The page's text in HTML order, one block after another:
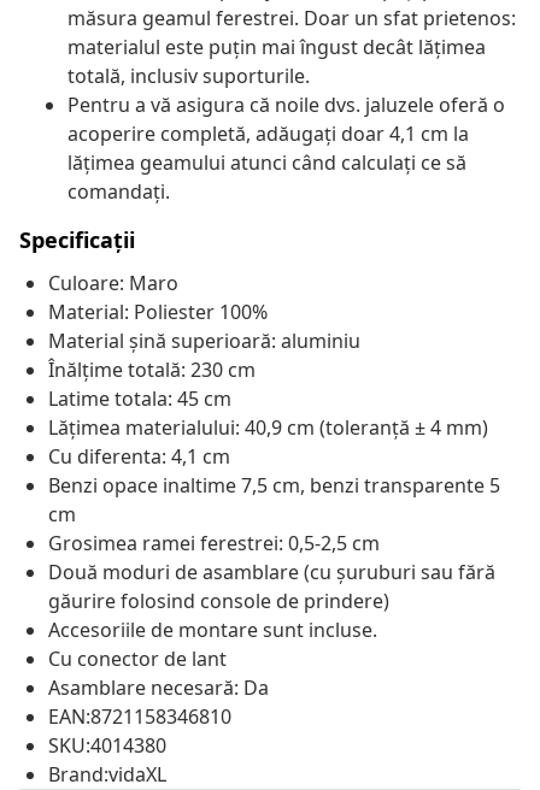
măsura geamul ferestrei. Doar un sfat prietenos:
materialul este puțin mai îngust decât lățimea
totală, inclusiv suporturile.
Pentru a vă asigura că noile dvs. jaluzele oferă o
acoperire completă, adăugați doar 4,1 cm la
lățimea geamului atunci când calculați ce să
comandați.
Specificații
Culoare: Maro
Material: Poliester 100%
Material șină superioară: aluminiu
Înălțime totală: 230 cm
Latime totala: 45 cm
Lățimea materialului: 40,9 cm (toleranță ± 4 mm)
Cu diferenta: 4,1 cm
Benzi opace inaltime 7,5 cm, benzi transparente 5
cm
Grosimea ramei ferestrei: 0,5-2,5 cm
Două moduri de asamblare (cu șuruburi sau fără
găurire folosind console de prindere)
Accesoriile de montare sunt incluse.
Cu conector de lant
Asamblare necesară: Da
EAN:8721158346810
SKU:4014380
Brand:vidaXL